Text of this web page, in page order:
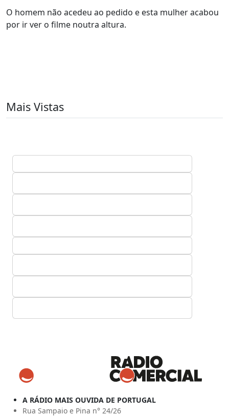
O homem não acedeu ao pedido e esta mulher acabou
por ir ver o filme noutra altura.
Mais Vistas
A RÁDIO MAIS OUVIDA DE PORTUGAL
Rua Sampaio e Pina n° 24/26